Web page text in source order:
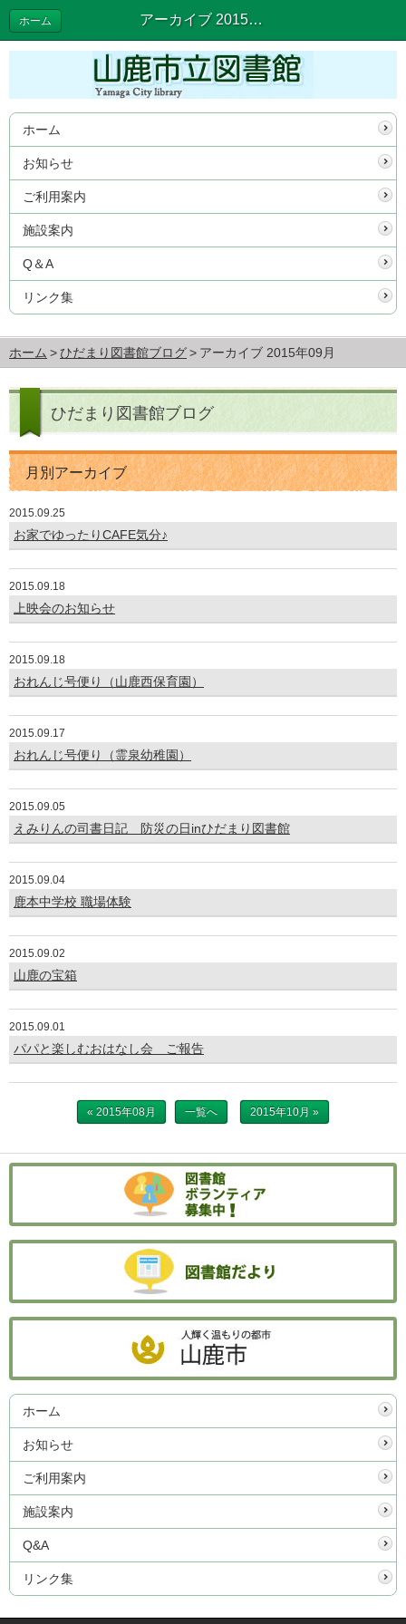
アーカイブ 2015年09月 | ひだまり図書館ブログ
ホーム
ホーム
お知らせ
ご利用案内
施設案内
Q＆A
リンク集
ホーム ひだまり図書館ブログ アーカイブ 2015年09月
ひだまり図書館ブログ
月別アーカイブ
2015.09.25
お家でゆったりCAFE気分♪
2015.09.18
上映会のお知らせ
2015.09.18
おれんじ号便り（山鹿西保育園）
2015.09.17
おれんじ号便り（霊泉幼稚園）
2015.09.05
えみりんの司書日記 防災の日inひだまり図書館
2015.09.04
鹿本中学校 職場体験
2015.09.02
山鹿の宝箱
2015.09.01
パパと楽しむおはなし会 ご報告
« 2015年08月 一覧へ 2015年10月 »
ホーム
お知らせ
ご利用案内
施設案内
Q&A
リンク集